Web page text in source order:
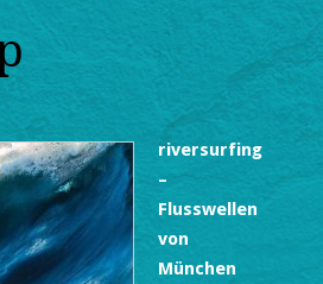
riversurfing
–
Flusswellen
von
München